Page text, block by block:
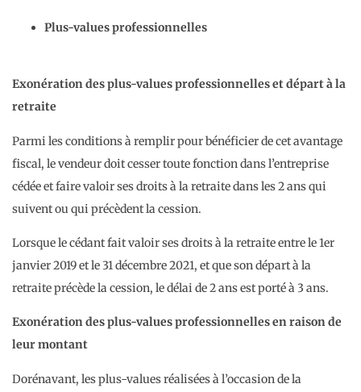
Plus-values professionnelles
Exonération des plus-values professionnelles et départ à la
retraite
Parmi les conditions à remplir pour bénéficier de cet avantage
fiscal, le vendeur doit cesser toute fonction dans l’entreprise
cédée et faire valoir ses droits à la retraite dans les 2 ans qui
suivent ou qui précèdent la cession.
Lorsque le cédant fait valoir ses droits à la retraite entre le 1er
janvier 2019 et le 31 décembre 2021, et que son départ à la
retraite précède la cession, le délai de 2 ans est porté à 3 ans.
Exonération des plus-values professionnelles en raison de
leur montant
Dorénavant, les plus-values réalisées à l’occasion de la